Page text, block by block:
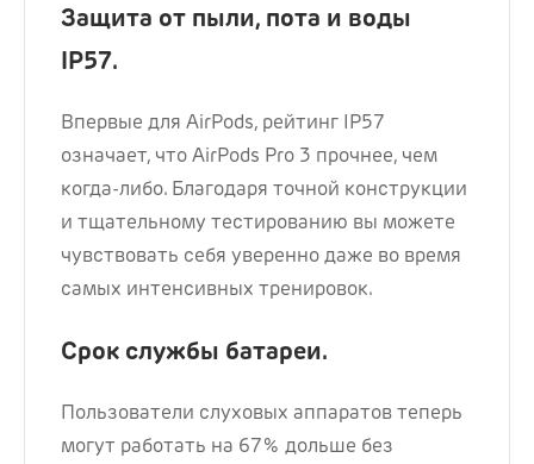
Защита от пыли, пота и воды
IP57.
Впервые для AirPods, рейтинг IP57
означает, что AirPods Pro 3 прочнее, чем
когда-либо. Благодаря точной конструкции
и тщательному тестированию вы можете
чувствовать себя уверенно даже во время
самых интенсивных тренировок.
Срок службы батареи.
Пользователи слуховых аппаратов теперь
могут работать на 67% дольше без